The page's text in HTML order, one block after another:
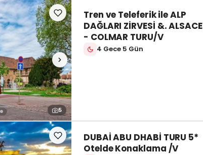
5
Tren ve Teleferik ile ALP
DAĞLARI ZİRVESİ &. ALSACE
- COLMAR TURU/V
4 Gece 5 Gün
DUBAİ ABU DHABİ TURU 5*
Otelde Konaklama /V